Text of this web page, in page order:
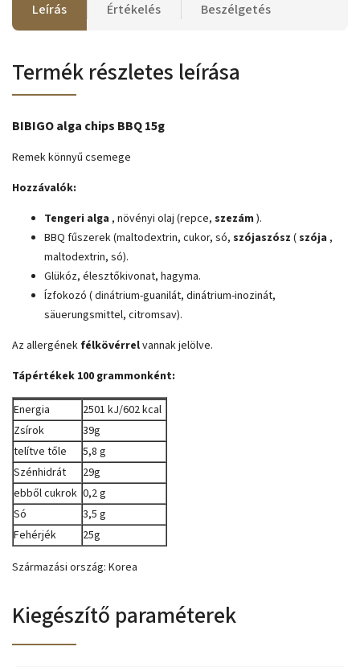
Leírás Értékelés Beszélgetés
Termék részletes leírása
BIBIGO alga chips BBQ 15g
Remek könnyű csemege
Hozzávalók:
Tengeri alga , növényi olaj (repce, szezám ).
BBQ fűszerek (maltodextrin, cukor, só, szójaszósz (szója ,
maltodextrin, só).
Glükóz, élesztőkivonat, hagyma.
Ízfokozó (dinátrium-guanilát, dinátrium-inozinát,
säuerungsmittel, citromsav).
Az allergének félkövérrelvannak jelölve.
Tápértékek 100 grammonként:
Energia
2501 kJ/602 kcal
Zsírok
39g
telítve tőle
5,8 g
Szénhidrát
29g
ebből cukrok 0,2 g
Só
3,5 g
Fehérjék
25g
Származási ország: Korea
Kiegészítő paraméterek